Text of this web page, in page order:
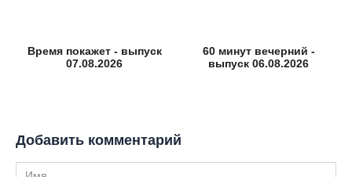
Время покажет - выпуск
07.08.2026
60 минут вечерний -
выпуск 06.08.2026
Добавить комментарий
Имя